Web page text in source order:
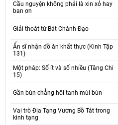
Cầu nguyện không phải là xin xỏ hay
ban ơn
Giải thoát từ Bát Chánh Đạo
Ẩn sĩ nhận đồ ăn khất thực (Kinh Tập
131)
Một pháp: Số ít và số nhiều (Tăng Chi
15)
Gần bùn chẳng hôi tanh mùi bùn
Vai trò Địa Tạng Vương Bồ Tát trong
kinh tạng